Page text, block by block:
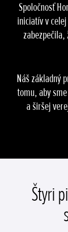
Spoločnosť
iniciatív v
Náš základný
tomu, aby
a širšej
Štyri